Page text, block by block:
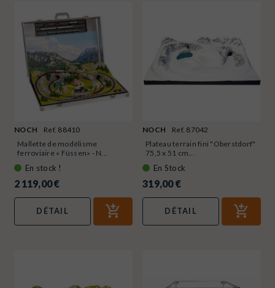
NOCH
Ref. 88410
Mallette de modélisme
ferroviaire « Füssen» - N...
En stock !
2 119,00 €
DÉTAIL
NOCH
Ref. 87042
Plateau terrain fini "Oberstdorf"
75,5 x 51 cm...
En Stock
319,00 €
DÉTAIL